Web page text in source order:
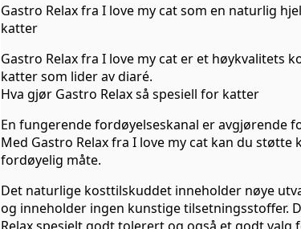
Gastro Relax fra I love my cat som en naturlig
katter
Gastro Relax fra I love my cat er et høykvalitets
katter som lider av diaré.
Hva gjør Gastro Relax så spesiell for katter
En fungerende fordøyelseskanal er avgjørende
Med Gastro Relax fra I love my cat kan du støtte
fordøyelig måte.
Det naturlige kosttilskuddet inneholder nøye
og inneholder ingen kunstige tilsetningsstoffer.